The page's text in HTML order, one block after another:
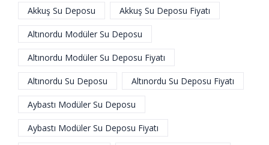
Akkuş Su Deposu Akkuş Su Deposu Fiyatı
Altınordu Modüler Su Deposu
Altınordu Modüler Su Deposu Fiyatı
Altınordu Su Deposu Altınordu Su Deposu Fiyatı
Aybastı Modüler Su Deposu
Aybastı Modüler Su Deposu Fiyatı